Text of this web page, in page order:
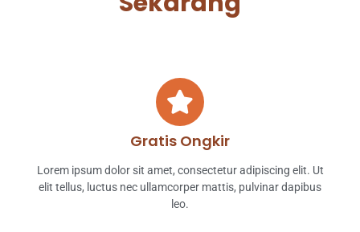
Gratis Ongkir
Lorem ipsum dolor sit amet, consectetur adipiscing elit. Ut
elit tellus, luctus nec ullamcorper mattis, pulvinar dapibus
leo.